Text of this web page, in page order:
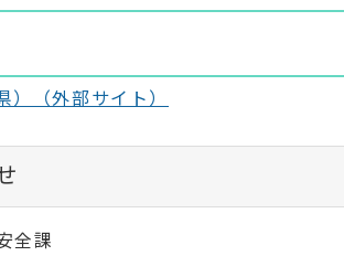
）（外部サイト）
全課